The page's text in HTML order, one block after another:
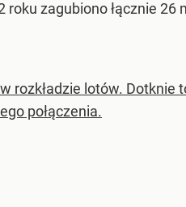
zagubiono łącznie 26
rozkładzie lotów. Dotknie
połączenia.